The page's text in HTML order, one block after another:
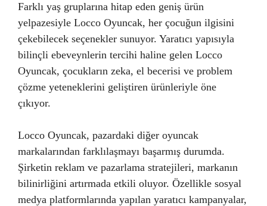
Farklı yaş gruplarına hitap eden geniş ürün
yelpazesiyle Locco Oyuncak, her çocuğun ilgisini
çekebilecek seçenekler sunuyor. Yaratıcı yapısıyla
bilinçli ebeveynlerin tercihi haline gelen Locco
Oyuncak, çocukların zeka, el becerisi ve problem
çözme yeteneklerini geliştiren ürünleriyle öne
çıkıyor.
Locco Oyuncak, pazardaki diğer oyuncak
markalarından farklılaşmayı başarmış durumda.
Şirketin reklam ve pazarlama stratejileri, markanın
bilinirliğini artırmada etkili oluyor. Özellikle sosyal
medya platformlarında yapılan yaratıcı kampanyalar,